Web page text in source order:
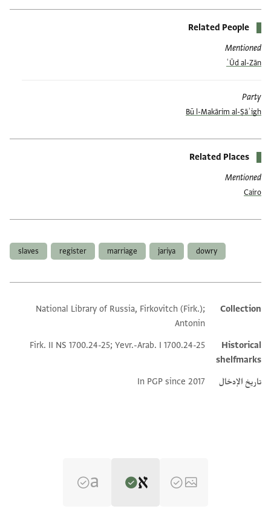
Related People
Mentioned
ʿŪd al-Zān
Party
Bū l-Makārim al-Ṣāʾigh
Related Places
Mentioned
Cairo
dowry
jariya
marriage
register
slaves
Additional metadata
Collection
National Library of Russia, Firkovitch (Firk.);
Antonin
Historical
shelfmarks
Firk. II NS 1700.24-25; Yevr.-Arab. I 1700.24-25
تاريخ الإدخال In PGP since 2017